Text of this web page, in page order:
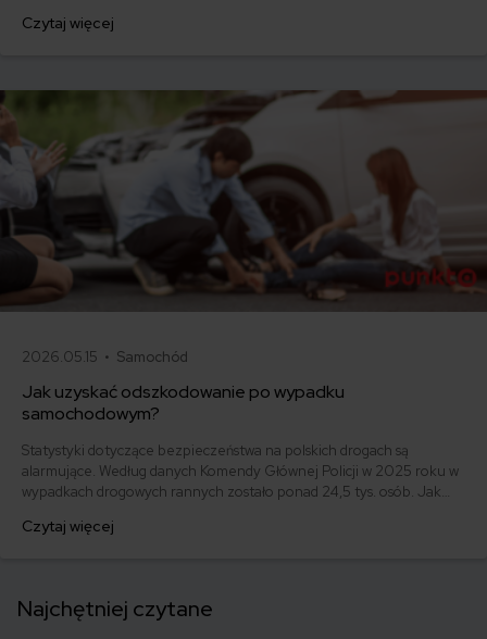
przez dziecko, a kiedy koszty mogą one zostać pokryte przez
Czytaj więcej
2026.05.15 • Samochód
Jak uzyskać odszkodowanie po wypadku
samochodowym?
Statystyki dotyczące bezpieczeństwa na polskich drogach są
alarmujące. Według danych Komendy Głównej Policji w 2025 roku w
wypadkach drogowych rannych zostało ponad 24,5 tys. osób. Jak
znajdziesz w tym artykule!
Czytaj więcej
Najchętniej czytane